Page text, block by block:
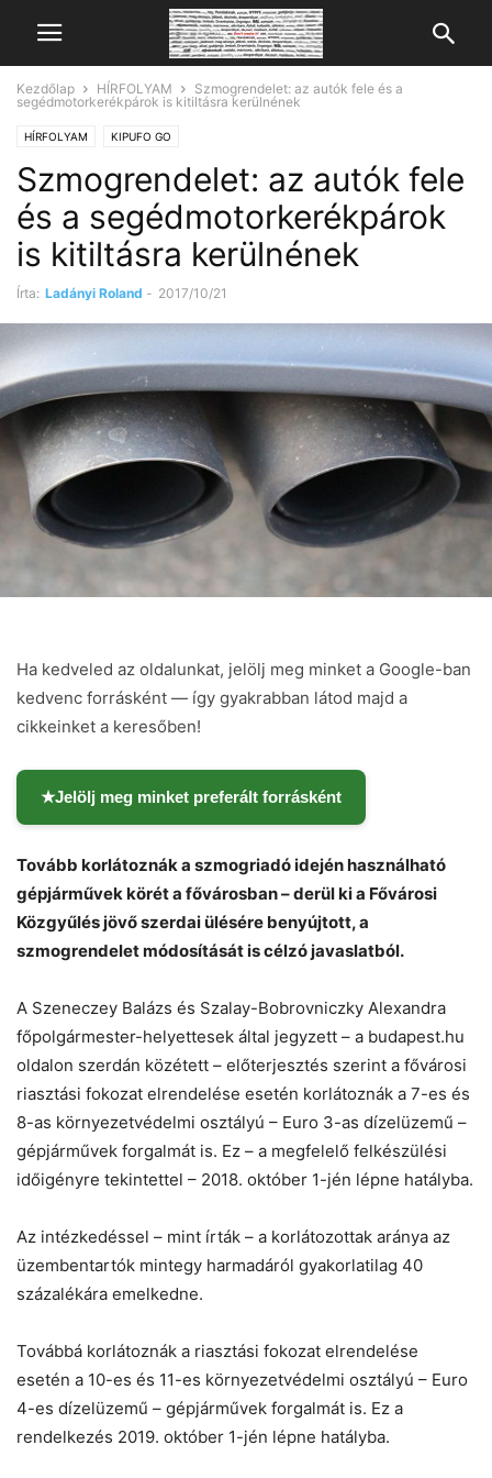
Kezdőlap HÍRFOLYAM
Szmogrendelet: az autók fele és a
segédmotorkerékpárok is kitiltásra kerülnének
HÍRFOLYAM KIPUFO GO
Szmogrendelet: az autók fele
és a segédmotorkerékpárok
is kitiltásra kerülnének
Írta: Ladányi Roland - 2017/10/21
Ha kedveled az oldalunkat, jelölj meg minket a Google-ban
kedvenc forrásként — így gyakrabban látod majd a
cikkeinket a keresőben!
★Jelölj meg minket preferált forrásként
Tovább korlátoznák a szmogriadó idején használható
gépjárművek körét a fővárosban – derül ki a Fővárosi
Közgyűlés jövő szerdai ülésére benyújtott, a
szmogrendelet módosítását is célzó javaslatból.
A Szeneczey Balázs és Szalay-Bobrovniczky Alexandra
főpolgármester-helyettesek által jegyzett – a budapest.hu
oldalon szerdán közétett – előterjesztés szerint a fővárosi
riasztási fokozat elrendelése esetén korlátoznák a 7-es és
8-as környezetvédelmi osztályú – Euro 3-as dízelüzemű –
gépjárművek forgalmát is. Ez – a megfelelő felkészülési
időigényre tekintettel – 2018. október 1-jén lépne hatályba.
Az intézkedéssel – mint írták – a korlátozottak aránya az
üzembentartók mintegy harmadáról gyakorlatilag 40
százalékára emelkedne.
Továbbá korlátoznák a riasztási fokozat elrendelése
esetén a 10-es és 11-es környezetvédelmi osztályú – Euro
4-es dízelüzemű – gépjárművek forgalmát is. Ez a
rendelkezés 2019. október 1-jén lépne hatályba.
Chat Mr wAIste